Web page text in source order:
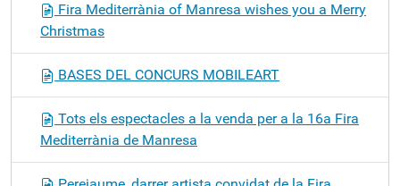
Fira Mediterrània of Manresa wishes you a Merry
Christmas
BASES DEL CONCURS MOBILEART
Tots els espectacles a la venda per a la 16a Fira
Mediterrània de Manresa